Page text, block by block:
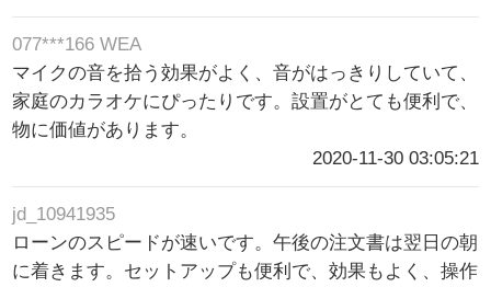
077***166 WEA
マイクの音を拾う効果がよく、音がはっきりしていて、
家庭のカラオケにぴったりです。設置がとても便利で、
物に価値があります。
2020-11-30 03:05:21
jd_10941935
ローンのスピードが速いです。午後の注文書は翌日の朝
に着きます。セットアップも便利で、効果もよく、操作